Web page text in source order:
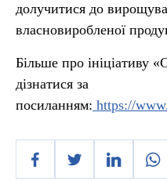
долучитися до
власновиробленої
Більше про ініціативу
дізнатися за
посиланням: https://